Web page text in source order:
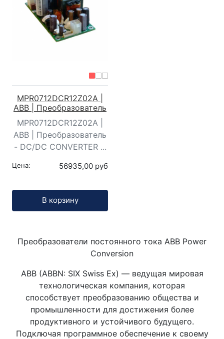
MPR0712DCR12Z02A |
ABB | Преобразователь
MPR0712DCR12Z02A |
ABB | Преобразователь
- DC/DC CONVERTER ...
Цена: 56935,00 руб
В корзину
Преобразователи постоянного тока ABB Power
Conversion
ABB (ABBN: SIX Swiss Ex) — ведущая мировая
технологическая компания, которая
способствует преобразованию общества и
промышленности для достижения более
продуктивного и устойчивого будущего.
Подключая программное обеспечение к своему